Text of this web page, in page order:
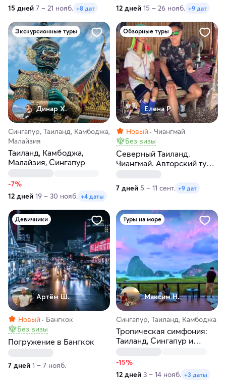
15 дней 7 – 21 нояб. +8 дат 12 дней 15 – 26 нояб. +9 дат
Экскурсионные туры
Динар Х.
Сингапур, Таиланд, Камбоджа,
Малайзия
Таиланд, Камбоджа,
Малайзия, Сингапур
-7%
12 дней 19 – 30 нояб. +4 даты
Обзорные туры
Елена Р.
Новый
Чиангмай
Без визы
Северный Таиланд.
Чиангмай. Авторский тур-
северным городам
7 дней 5 – 11 сент. +9 дат
Девичники
Артём Ш.
Новый
Бангкок
Без визы
Погружение в Бангкок
7 дней 1 – 7 нояб.
Туры на море
Максим H.
Сингапур, Таиланд, Камбоджа
Тропическая симфония:
Таиланд, Сингапур и
-15%
12 дней 3 – 14 нояб. +3 даты